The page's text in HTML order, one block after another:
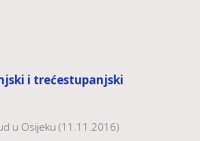
i trećestupanjski
u Osijeku (11.11.2016)